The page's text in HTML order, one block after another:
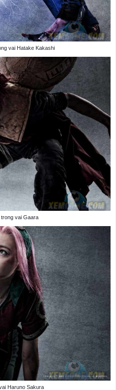
vai Hatake Kakashi
trong vai Gaara
Haruno Sakura